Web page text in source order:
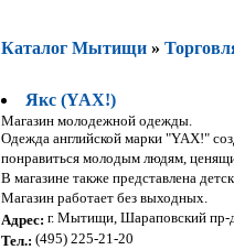
Каталог Мытищи »
Якс (YAX!)
Магазин молодежной одежды.
Одежда английской марки "YAX!"
понравиться молодым людям,
В магазине также представлена
Магазин работает без выходных.
Адрес: г. Мытищи, Шараповский пр-
Тел.: (495) 225-21-20